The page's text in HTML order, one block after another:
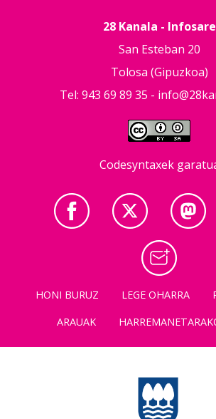
28 Kanala - Infosare
San Esteban 20
Tolosa (Gipuzkoa)
Tel: 943 69 89 35 -
Codesyntaxek
HONI BURUZ LEGE OHARRA
ARAUAK